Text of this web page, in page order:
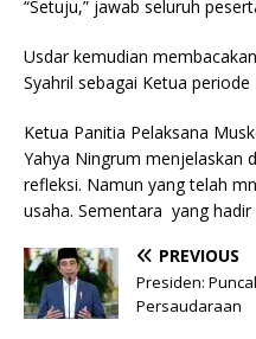
“Setuju,” jawab seluruh
Usdar kemudian
Syahril sebagai Ketua periode
Ketua Panitia Pelaksana
Yahya Ningrum menjelaskan
refleksi. Namun yang telah
usaha. Sementara yang
PREVIOUS
Presiden:
Persaudaraan